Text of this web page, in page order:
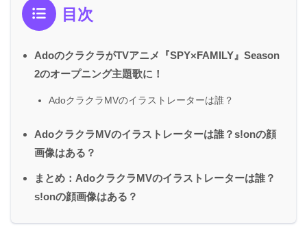
目次
AdoのクラクラがTVアニメ『SPY×FAMILY』Season
2のオープニング主題歌に！
AdoクラクラMVのイラストレーターは誰？
AdoクラクラMVのイラストレーターは誰？s!onの顔
画像はある？
まとめ：AdoクラクラMVのイラストレーターは誰？
s!onの顔画像はある？